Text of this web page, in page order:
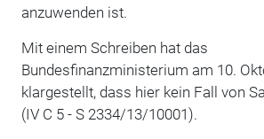
anzuwenden ist.
Mit einem Schreiben hat das
Bundesfinanzministerium am 10.
klargestellt, dass hier kein Fall von
(IV C 5 - S 2334/13/10001).